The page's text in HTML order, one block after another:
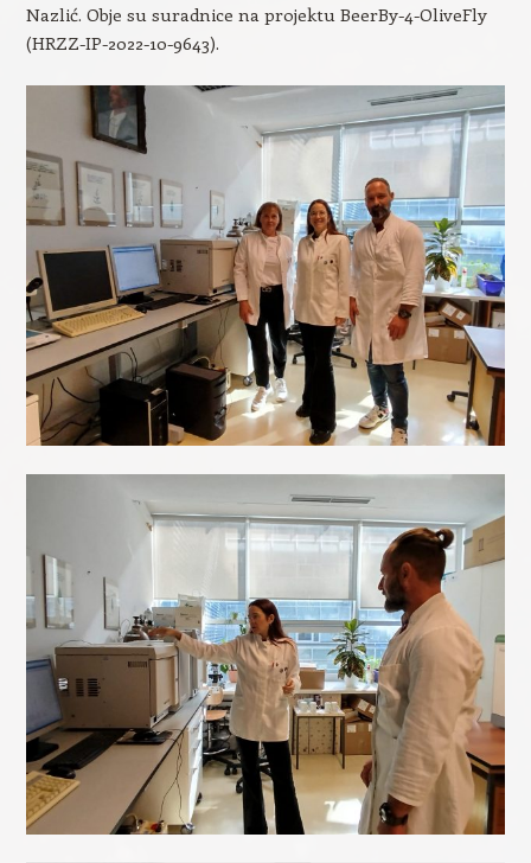
Nazlić. Obje su suradnice na projektu BeerBy-4-OliveFly
(HRZZ-IP-2022-10-9643).